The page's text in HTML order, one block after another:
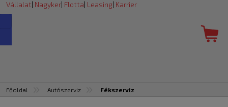
Vállalat| Nagyker| Flotta| Leasing| Karrier
Főoldal Autószerviz Fékszerviz